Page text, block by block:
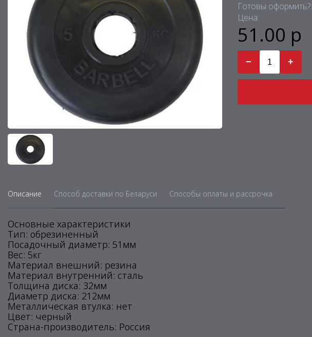
Готовы оформить?:
Цена:
51.00 р
− +
Описание Способ доставки по Беларуси Способы оплаты и рассрочка
Основные характеристики
Тип: обрезиненный
Посадочный диаметр: 51мм
Вес: 5кг
Материал внешний: резина
Материал внутренний: сталь
Толщина диска: 32мм
Диаметр диска: 212мм
Металлическая втулка: нет
Цвет: черный
Страна-производитель: Россия